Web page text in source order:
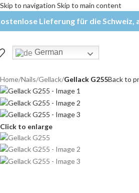
Skip to navigation Skip to main content
Lieferung für die Schweiz,
German
Home/Nails/Gellack/Gellack G255Back to
Click to enlarge